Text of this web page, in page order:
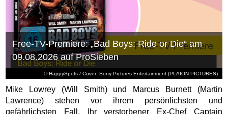
Free-TV-Premiere: „Bad Boys: Ride or Die“ am
09.08.2026 auf ProSieben
Mike Lowrey (Will Smith) und Marcus Burnett (Martin
Lawrence) stehen vor ihrem persönlichsten und